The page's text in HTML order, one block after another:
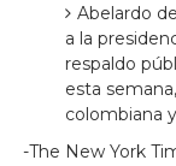
Abelardo
a la
respaldo
esta
colombiana
-The New York